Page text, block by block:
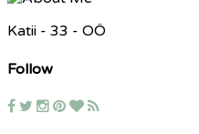
Katii - 33 - OÖ
Follow